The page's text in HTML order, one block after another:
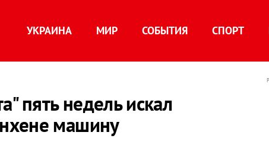
УКРАИНА МИР СОБЫТИЯ СПОРТ
пять недель искал
машину